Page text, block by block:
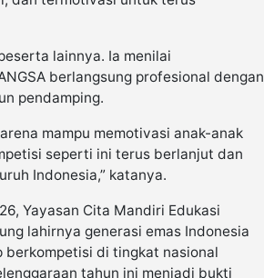
lainnya. Ia menilai
berlangsung profesional dengan
pendamping.
mampu memotivasi anak-anak
seperti ini terus berlanjut dan
Indonesia,” katanya.
Yayasan Cita Mandiri Edukasi
lahirnya generasi emas Indonesia
di tingkat nasional
tahun ini menjadi bukti